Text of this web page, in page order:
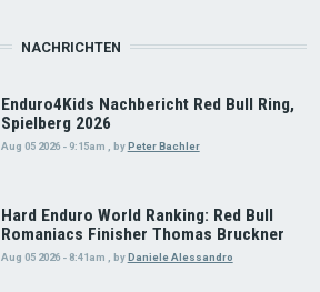
NACHRICHTEN
Enduro4Kids Nachbericht Red Bull Ring,
Spielberg 2026
Aug 05 2026 - 9:15am byPeter Bachler
Hard Enduro World Ranking: Red Bull
Romaniacs Finisher Thomas Bruckner
Aug 05 2026 - 8:41am , byDaniele Alessandro